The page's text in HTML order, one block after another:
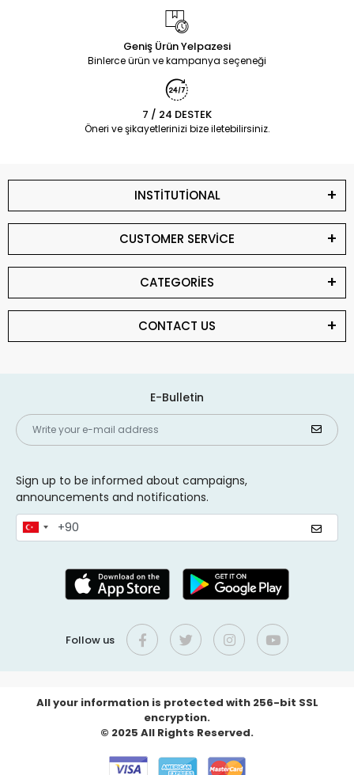
Geniş Ürün Yelpazesi
Binlerce ürün ve kampanya seçeneği
7 / 24 DESTEK
Öneri ve şikayetlerinizi bize iletebilirsiniz.
INSTİTUTİONAL
CUSTOMER SERVİCE
CATEGORİES
CONTACT US
E-Bulletin
Sign up to be informed about campaigns,
announcements and notifications.
Follow us
All your information is protected with 256-bit SSL
encryption.
© 2025 All Rights Reserved.